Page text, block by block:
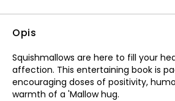
Opis
Squishmallows are here to fill your
affection. This entertaining book is
encouraging doses of positivity,
warmth of a 'Mallow hug.